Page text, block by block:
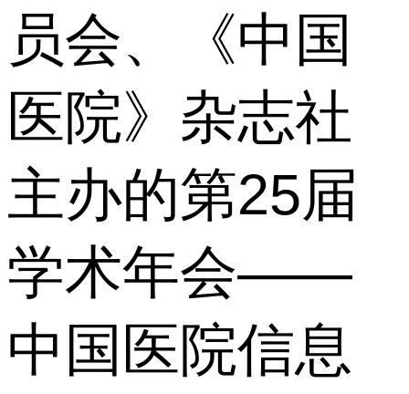
员会、《中国
医院》杂志社
主办的第25届
学术年会——
中国医院信息